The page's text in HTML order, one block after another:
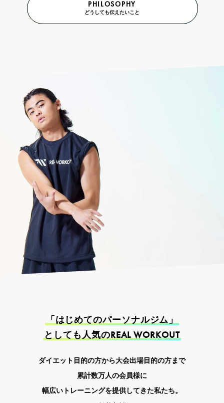
PHILOSOPHY
どうしても伝えたいこと
「はじめてのパーソナルジム」
としても人気のREAL WORKOUT
ダイエット目的の方から大会出場目的の方まで
累計数万人の会員様に
幅広いトレーニングを提供してきた私たち。